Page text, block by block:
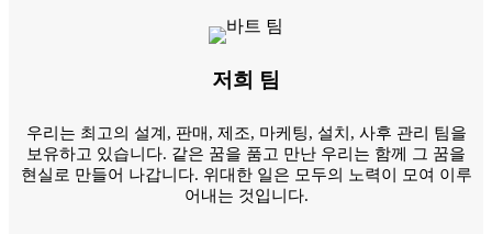
저희 팀
우리는 최고의 설계, 판매, 제조, 마케팅, 설치, 사후 관리 팀을
보유하고 있습니다. 같은 꿈을 품고 만난 우리는 함께 그 꿈을
현실로 만들어 나갑니다. 위대한 일은 모두의 노력이 모여 이루
어내는 것입니다.